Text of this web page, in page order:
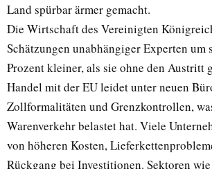
Land spürbar ärmer gemacht.
Die Wirtschaft des Vereinigten
Schätzungen unabhängiger Experten um
Prozent kleiner, als sie ohne den Austritt
Handel mit der EU leidet unter neuen
Zollformalitäten und Grenzkontrollen,
Warenverkehr belastet hat. Viele
von höheren Kosten,
Rückgang bei Investitionen. Sektoren